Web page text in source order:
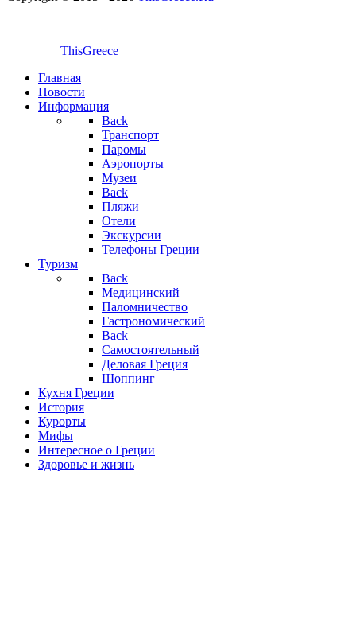
ThisGreece
Главная
Новости
Информация
Back
Транспорт
Паромы
Аэропорты
Музеи
Back
Пляжи
Отели
Экскурсии
Телефоны Греции
Туризм
Back
Медицинский
Паломничество
Гастрономический
Back
Самостоятельный
Деловая Греция
Шоппинг
Кухня Греции
История
Курорты
Мифы
Интересное о Греции
Здоровье и жизнь